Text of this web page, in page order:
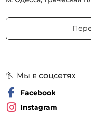
Мы в соцсетях
Facebook
Instagram